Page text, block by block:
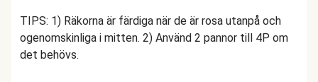
TIPS: 1) Räkorna är färdiga när de är rosa utanpå och
ogenomskinliga i mitten. 2) Använd 2 pannor till 4P om
det behövs.